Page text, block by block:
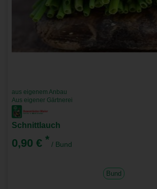
aus eigenem Anbau
Aus eigener Gärtnerei
Schnittlauch
0,90 € * / Bund
Bund